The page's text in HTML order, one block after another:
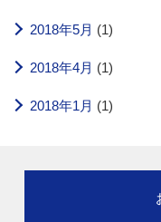
2018年5月 (1)
2018年4月 (1)
2018年1月 (1)